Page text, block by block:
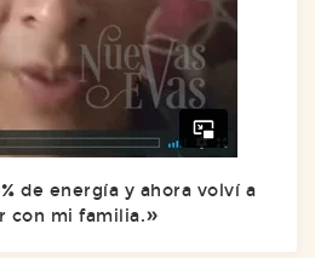
de energía y ahora volví a
con mi familia.